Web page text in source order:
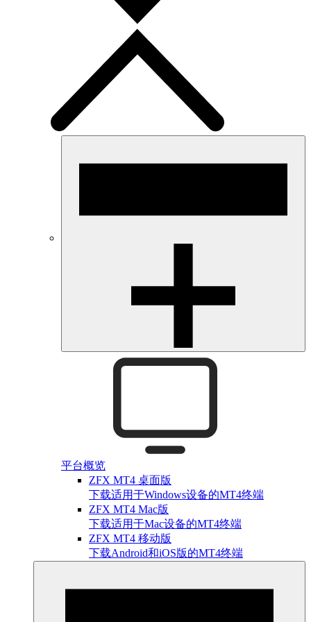
平台概览
ZFX MT4 桌面版
下载适用于Windows设备的MT4终端
ZFX MT4 Mac版
下载适用于Mac设备的MT4终端
ZFX MT4 移动版
下载Android和iOS版的MT4终端